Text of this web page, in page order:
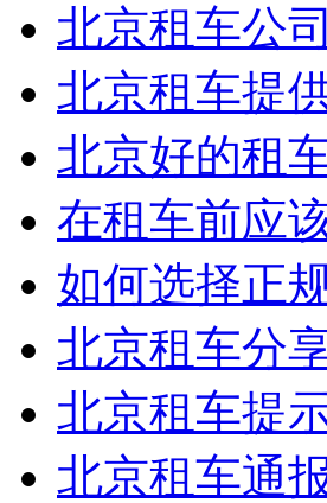
北京租车公
北京租车提
北京好的租
在租车前应
如何选择正
北京租车分
北京租车提
北京租车通